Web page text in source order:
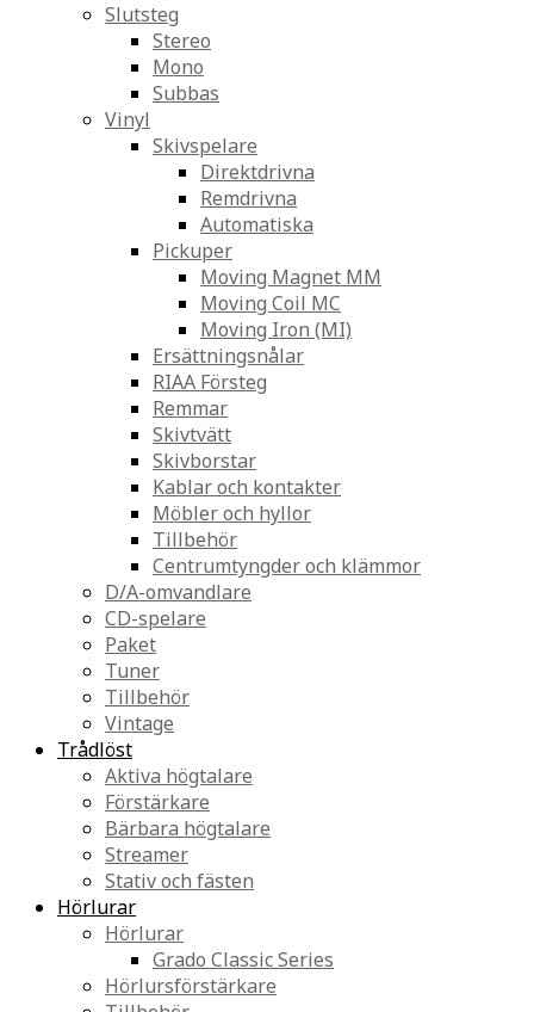
Slutsteg
Stereo
Mono
Subbas
Vinyl
Skivspelare
Direktdrivna
Remdrivna
Automatiska
Pickuper
Moving Magnet MM
Moving Coil MC
Moving Iron (MI)
Ersättningsnålar
RIAA Försteg
Remmar
Skivtvätt
Skivborstar
Kablar och kontakter
Möbler och hyllor
Tillbehör
Centrumtyngder och klämmor
D/A-omvandlare
CD-spelare
Paket
Tuner
Tillbehör
Vintage
Trådlöst
Aktiva högtalare
Förstärkare
Bärbara högtalare
Streamer
Stativ och fästen
Hörlurar
Hörlurar
Grado Classic Series
Hörlursförstärkare